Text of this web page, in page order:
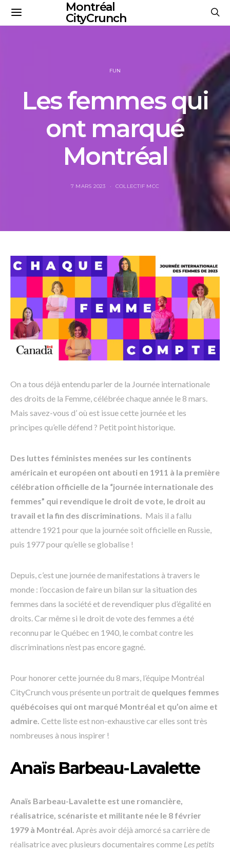
Montréal
CityCrunch
FUN
Les femmes qui
ont marqué
Montréal
7 MARS 2023 COLLECTIF MCC
On a tous déjà entendu parler de la Journée internationale
des droits de la Femme, célébrée chaque année le 8 mars.
Mais savez-vous d’ où est issue cette journée et les
principes qu’elle défend ? Petit point historique.
Des luttes féministes menées sur les continents
américain et européen ont abouti en 1911 à la première
célébration officielle de la “journée internationale des
femmes” qui revendique le droit de vote, le droit au
travail et la fin des discriminations. Mais il a fallu
attendre 1921 pour que la journée soit officielle en Russie,
puis 1977 pour qu’elle se globalise !
Depuis, c’est une journée de manifestations à travers le
monde : l’occasion de faire un bilan sur la situation des
femmes dans la société et de revendiquer plus d’égalité en
droits. Car même si le droit de vote des femmes a été
reconnu par le Québec en 1940, le combat contre les
discriminations n’est pas encore gagné.
Pour honorer cette journée du 8 mars, l’équipe Montréal
CityCrunch vous présente un portrait de quelques femmes
québécoises qui ont marqué Montréal et qu’on aime et
admire. Cette liste est non-exhaustive car elles sont très
nombreuses à nous inspirer !
Anaïs Barbeau-Lavalette
Anaïs Barbeau-Lavalette est une romancière,
réalisatrice, scénariste et militante née le 8 février
1979 à Montréal. Après avoir déjà amorcé sa carrière de
réalisatrice avec plusieurs documentaires comme Les petits